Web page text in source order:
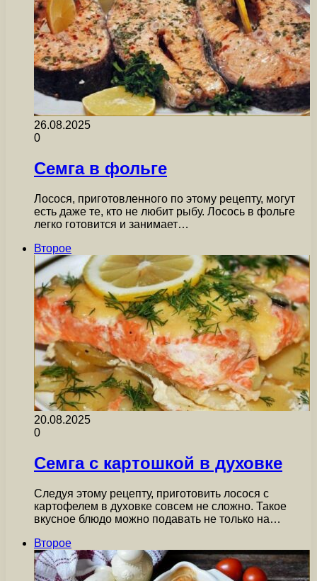
26.08.2025
0
Семга в фольге
Лосося, приготовленного по этому рецепту, могут
есть даже те, кто не любит рыбу. Лосось в фольге
легко готовится и занимает…
Второе
20.08.2025
0
Семга с картошкой в духовке
Следуя этому рецепту, приготовить лосося с
картофелем в духовке совсем не сложно. Такое
вкусное блюдо можно подавать не только на…
Второе